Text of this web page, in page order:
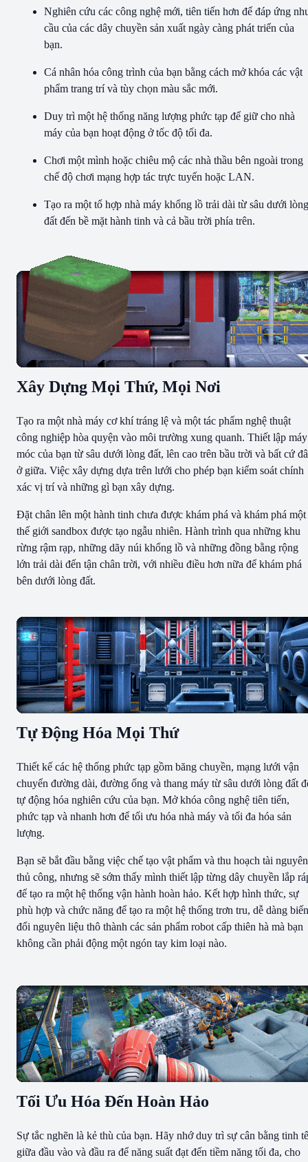
Nghiên cứu các công nghệ mới, tiên tiến hơn để đáp ứng
cầu của các dây chuyền sản xuất ngày càng phát triển của
bạn.
Cá nhân hóa công trình của bạn bằng cách mở khóa các vật
phẩm trang trí và tùy chọn màu sắc mới.
Duy trì một hệ thống năng lượng phức tạp để giữ cho nhà
máy của bạn hoạt động ở tốc độ tối đa.
Chơi một mình hoặc chiêu mộ các nhà thầu bên ngoài trong
chế độ chơi mạng hợp tác trực tuyến hoặc LAN.
Tạo ra một tổ hợp nhà máy khổng lồ trải dài từ sâu dưới lòng
đất đến bề mặt hành tinh và cả bầu trời phía trên.
Xây Dựng Mọi Thứ, Mọi Nơi
Tạo ra một nhà máy cơ khí tráng lệ và một tác phẩm nghệ thuật
công nghiệp hòa quyện vào môi trường xung quanh. Thiết lập máy
móc của bạn từ sâu dưới lòng đất, lên cao trên bầu trời và bất cứ
ở giữa. Việc xây dựng dựa trên lưới cho phép bạn kiểm soát chính
xác vị trí và những gì bạn xây dựng.
Đặt chân lên một hành tinh chưa được khám phá và khám phá một
thế giới sandbox được tạo ngẫu nhiên. Hành trình qua những khu
rừng rậm rạp, những dãy núi khổng lồ và những đồng bằng rộng
lớn trải dài đến tận chân trời, với nhiều điều hơn nữa để khám phá
bên dưới lòng đất.
Tự Động Hóa Mọi Thứ
Thiết kế các hệ thống phức tạp gồm băng chuyền, mạng lưới vận
chuyển đường dài, đường ống và thang máy từ sâu dưới lòng đất
tự động hóa nghiên cứu của bạn. Mở khóa công nghệ tiên tiến,
phức tạp và nhanh hơn để tối ưu hóa nhà máy và tối đa hóa sản
lượng.
Bạn sẽ bắt đầu bằng việc chế tạo vật phẩm và thu hoạch tài nguyên
thủ công, nhưng sẽ sớm thấy mình thiết lập từng dây chuyền lắp
để tạo ra một hệ thống vận hành hoàn hảo. Kết hợp hình thức, sự
phù hợp và chức năng để tạo ra một hệ thống trơn tru, dễ dàng biến
đổi nguyên liệu thô thành các sản phẩm robot cấp thiên hà mà bạn
không cần phải động một ngón tay kim loại nào.
Tối Ưu Hóa Đến Hoàn Hảo
Sự tắc nghẽn là kẻ thù của bạn. Hãy nhớ duy trì sự cân bằng tinh tế
giữa đầu vào và đầu ra để năng suất đạt đến tiềm năng tối đa, cho